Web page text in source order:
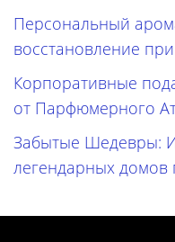
Персональный
восстановление
Корпоративные
от Парфюмерного
Забытые Шедевры:
легендарных